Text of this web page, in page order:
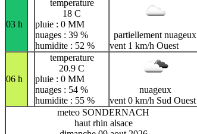
03 h
temperature
18 C
pluie : 0 MM
nuages : 39 %
humidite : 52 %
partiellement nuageux
vent 1 km/h Ouest
06 h
temperature
20.9 C
pluie : 0 MM
nuages : 54 %
humidite : 55 %
nuageux
vent 0 km/h Sud Ouest
meteo SONDERNACH
haut rhin alsace